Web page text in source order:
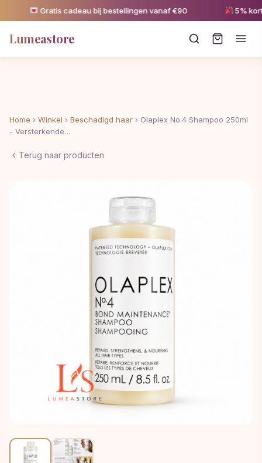
Gratis cadeau bij bestellingen vanaf €90 5%
Lumeastore
Home › Winkel › Beschadigd haar › Olaplex No.4 Shampoo 250ml
- Versterkende…
Terug naar producten